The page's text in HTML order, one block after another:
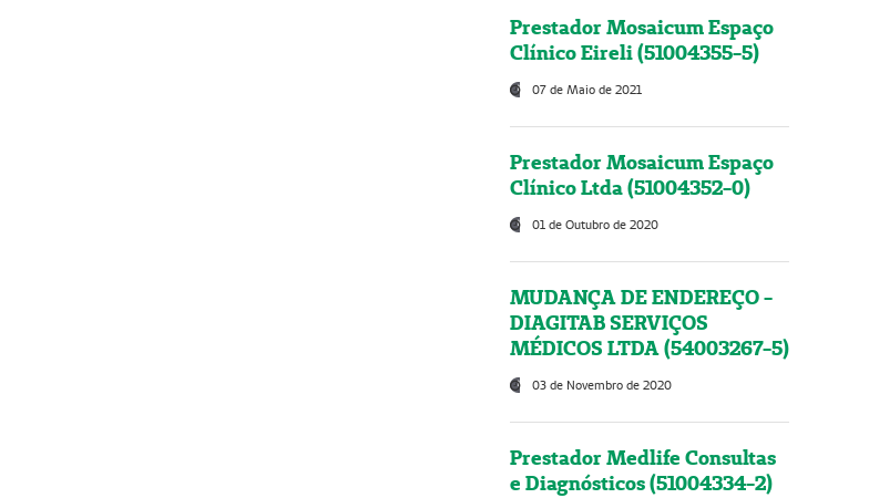
Prestador Mosaicum Espaço
Clínico Eireli (51004355-5)
07 de Maio de 2021
Prestador Mosaicum Espaço
Clínico Ltda (51004352-0)
01 de Outubro de 2020
MUDANÇA DE ENDEREÇO -
DIAGITAB SERVIÇOS
MÉDICOS LTDA (54003267-5)
03 de Novembro de 2020
Prestador Medlife Consultas
e Diagnósticos (51004334-2)